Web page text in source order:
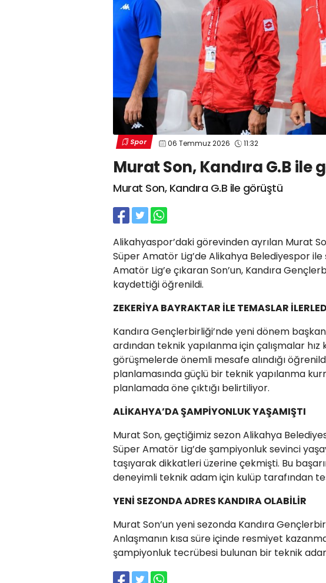
Spor 06 Temmuz 2026 11:32
Murat Son, Kandıra G.B ile
Murat Son, Kandıra G.B ile görüştü
Alikahyaspor’daki görevinden ayrılan Murat
Süper Amatör Lig’de Alikahya Belediyespor
Amatör Lig’e çıkaran Son’un, Kandıra
kaydettiği öğrenildi.
ZEKERİYA BAYRAKTAR İLE TEMASLAR
Kandıra Gençlerbirliği’nde yeni dönem
ardından teknik yapılanma için çalışmalar
görüşmelerde önemli mesafe alındığı
planlamasında güçlü bir teknik yapılanma
planlamada öne çıktığı belirtiliyor.
ALİKAHYA’DA ŞAMPİYONLUK YAŞAMIŞTI
Murat Son, geçtiğimiz sezon Alikahya
Süper Amatör Lig’de şampiyonluk sevinci
taşıyarak dikkatleri üzerine çekmişti. Bu
deneyimli teknik adam için kulüp tarafından
YENİ SEZONDA ADRES KANDIRA OLABİLİR
Murat Son’un yeni sezonda Kandıra
Anlaşmanın kısa süre içinde resmiyet
şampiyonluk tecrübesi bulunan bir teknik